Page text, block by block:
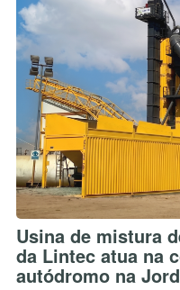
Usina de mistura
da Lintec atua na
autódromo na